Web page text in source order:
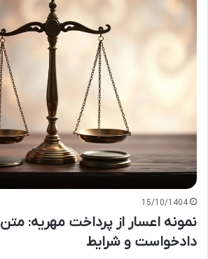
15/10/1404
نمونه اعسار از پرداخت مهریه:
دادخواست و شرایط